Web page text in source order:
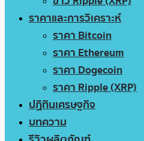
ราคาและการวิเคราะห์
ราคา Bitcoin
ราคา Ethereum
ราคา Dogecoin
ราคา Ripple (XRP)
ปฏิทินเศรษฐกิจ
บทความ